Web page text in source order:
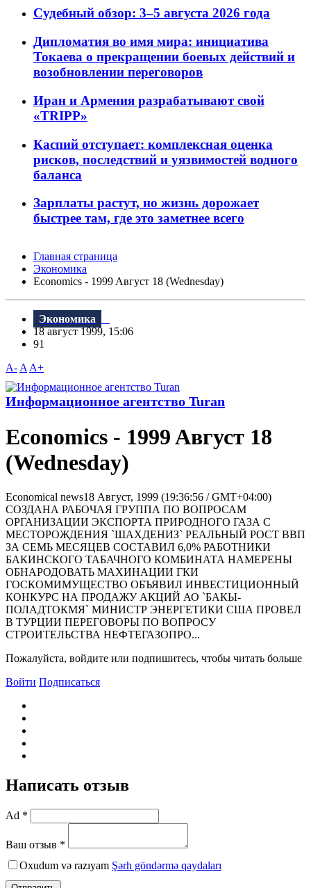
Судебный обзор: 3–5 августа 2026 года
Дипломатия во имя мира: инициатива
Токаева о прекращении боевых действий и
возобновлении переговоров
Иран и Армения разрабатывают свой
«TRIPP»
Каспий отступает: комплексная оценка
рисков, последствий и уязвимостей водного
баланса
Зарплаты растут, но жизнь дорожает
быстрее там, где это заметнее всего
Главная страница
Экономика
Economics - 1999 Aвгуст 18 (Wednesday)
Экономика
18 август 1999, 15:06
91
A- A A+
Информационное агентство Turan
Economics - 1999 Aвгуст 18
(Wednesday)
Economical news18 Август, 1999 (19:36:56 / GMT+04:00)
CОЗДАНА РАБОЧАЯ ГРУППА ПО ВОПРОСАМ
ОРГАНИЗАЦИИ ЭКСПОРТА ПРИРОДНОГО ГАЗА С
МЕСТОРОЖДЕНИЯ `ШАХДЕНИЗ` РЕАЛЬНЫЙ РОСТ ВВП
ЗА СЕМЬ МЕСЯЦЕВ СОСТАВИЛ 6,0% РАБОТНИКИ
БАКИНСКОГО ТАБАЧНОГО КОМБИНАТА НАМЕРЕНЫ
ОБНАРОДОВАТЬ МАХИНАЦИИ ГКИ
ГОСКОМИМУЩЕСТВО ОБЪЯВИЛ ИНВЕСТИЦИОННЫЙ
КОНКУРС НА ПРОДАЖУ АКЦИЙ АО `БАКЫ-
ПОЛАДТОКМЯ` МИНИСТР ЭНЕРГЕТИКИ США ПРОВЕЛ
В ТУРЦИИ ПЕРЕГОВОРЫ ПО ВОПРОСУ
СТРОИТЕЛЬСТВА НЕФТЕГАЗОПРО...
Пожалуйста, войдите или подпишитесь, чтобы читать больше
Войти Подписаться
Написать отзыв
Ad *
Ваш отзыв *
Oxudum və razıyam Şərh göndərmə qaydaları